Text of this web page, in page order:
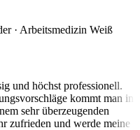
· Arbeitsmedizin Weiß
und höchst professionell.
kommt man in
sehr überzeugenden
zufrieden und werde meine